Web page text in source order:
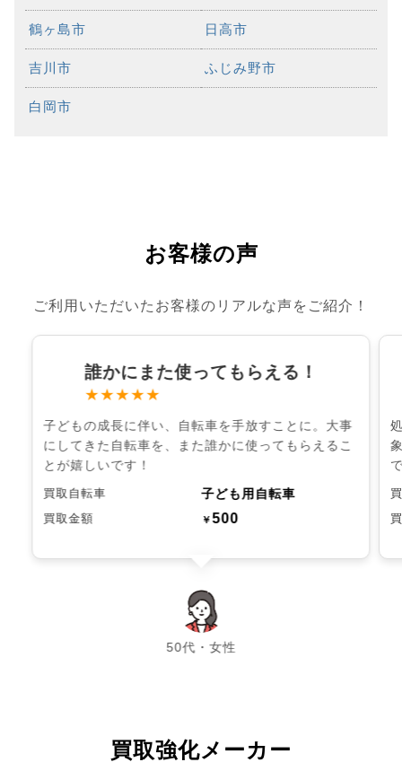
鶴ヶ島市 日高市
吉川市 ふじみ野市
白岡市
お客様の声
ご利用いただいたお客様のリアルな声をご紹介！
誰かにまた使ってもらえる！
★★★★★
子どもの成長に伴い、自転車を手放すことに。大事
にしてきた自転車を、また誰かに使ってもらえるこ
とが嬉しいです！
買取自転車 子ども用自転車
買取金額 ￥500
50代・女性
chevron_left chevron_right
買取強化メーカー